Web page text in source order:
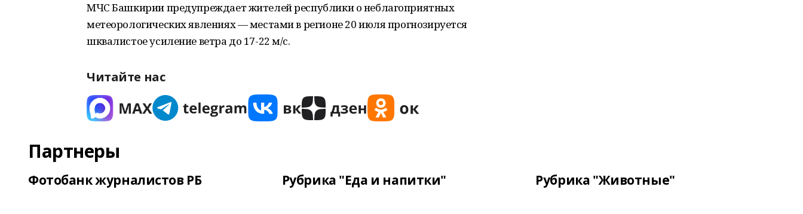
МЧС Башкирии предупреждает жителей республики о неблагоприятных
метеорологических явлениях — местами в регионе 20 июля прогнозируется
шквалистое усиление ветра до 17-22 м/с.
Читайте нас
Партнеры
Фотобанк журналистов РБ Рубрика "Еда и напитки" Рубрика "Животные"